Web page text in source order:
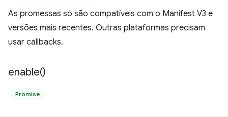
As promessas só são compatíveis com o Manifest V3 e
versões mais recentes. Outras plataformas precisam
usar callbacks.
enable()
Promise